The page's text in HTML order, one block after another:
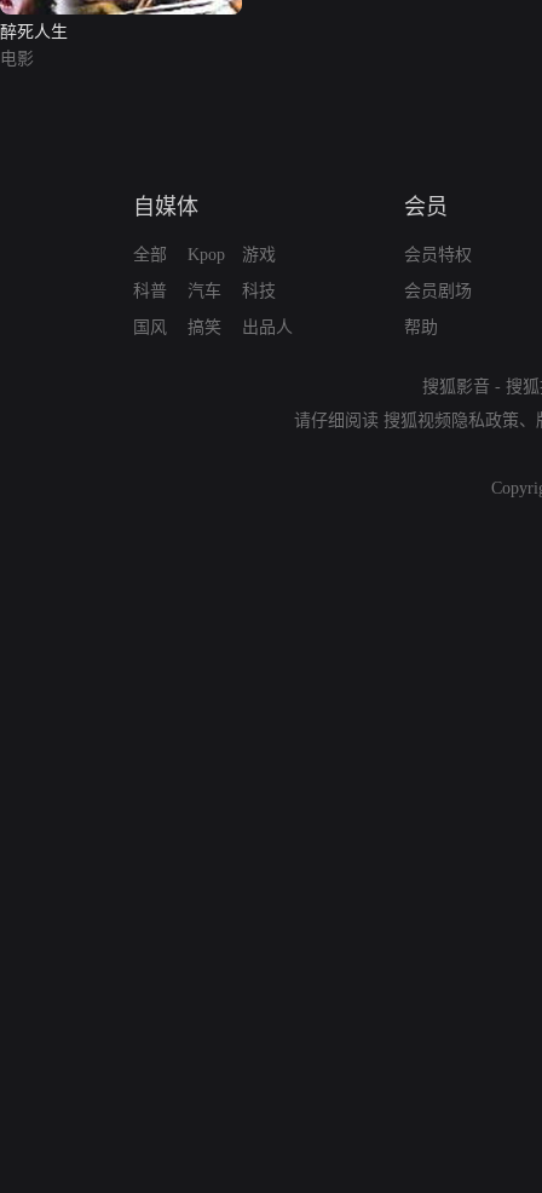
醉死人生
电影
自媒体
全部
科普
国风
Kpop
汽车
搞笑
游戏
科技
出品人
会员
会员特权
会员剧场
帮助
搜狐影音 - 搜
请仔细阅读 搜狐视频隐私政策、